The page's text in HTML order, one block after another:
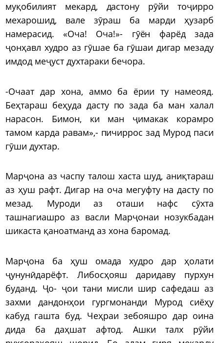
муқобилият мекард, дастону рӯйи тоҷирро
мехарошид, вале зӯраш ба марди ҳузарб
намерасид. «Оча! Оча!»- гӯён фарёд зада
ҷонҳавл худро аз гӯшае ба гӯшаи дигар мезаду
имдод меҷуст духтараки бечора.
-Очаат дар хона, аммо ба ёрии ту намеояд.
Беҳтараш беҳуда дасту по зада ба ман халал
нарасон. Бимон, ки ман ҷимакак корамро
тамом карда равам»,- пичиррос зад Мурод паси
гӯши духтар.
Марҷона аз часпу талош хаста шуд, аниқтараш
аз ҳуш рафт. Дигар на оча мегуфту на дасту по
мезад. Муроди аз оташи нафс сӯхта
ташнагиашро аз васли Марҷонаи нозукбадан
шикаста қаноатманд аз хона баромад.
Марҷона ба ҳуш омада худро дар ҳолати
ҷунунӣдарёфт. Либосҳояш даридаву пурхун
буданд. Ҷо- ҷои тани мисли шир сафедаш аз
захми дандонҳои гургмонанди Мурод сиёҳу
кабуд гашта буд. Чеҳраи зебояшро дар оина
дида ба даҳшат афтод. Ашки талх рӯйи